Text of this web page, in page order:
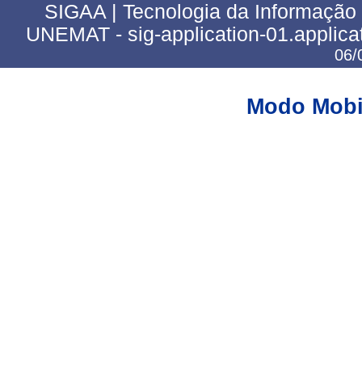
SIGAA | Tecnologia da
UNEMAT - sig-application-
06/
Modo